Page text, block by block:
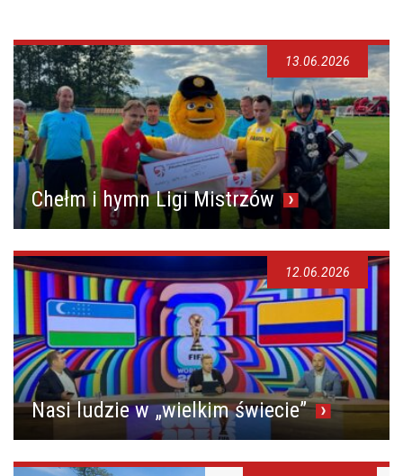
Chełm i hymn Ligi Mistrzów
13.06.2026
Nasi ludzie w „wielkim świecie”
12.06.2026